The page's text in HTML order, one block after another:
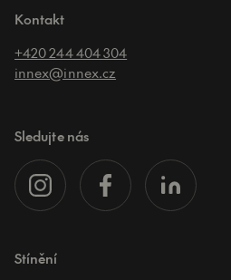
Kontakt
+420 244 404 304
innex@innex.cz
Sledujte nás
Stínění